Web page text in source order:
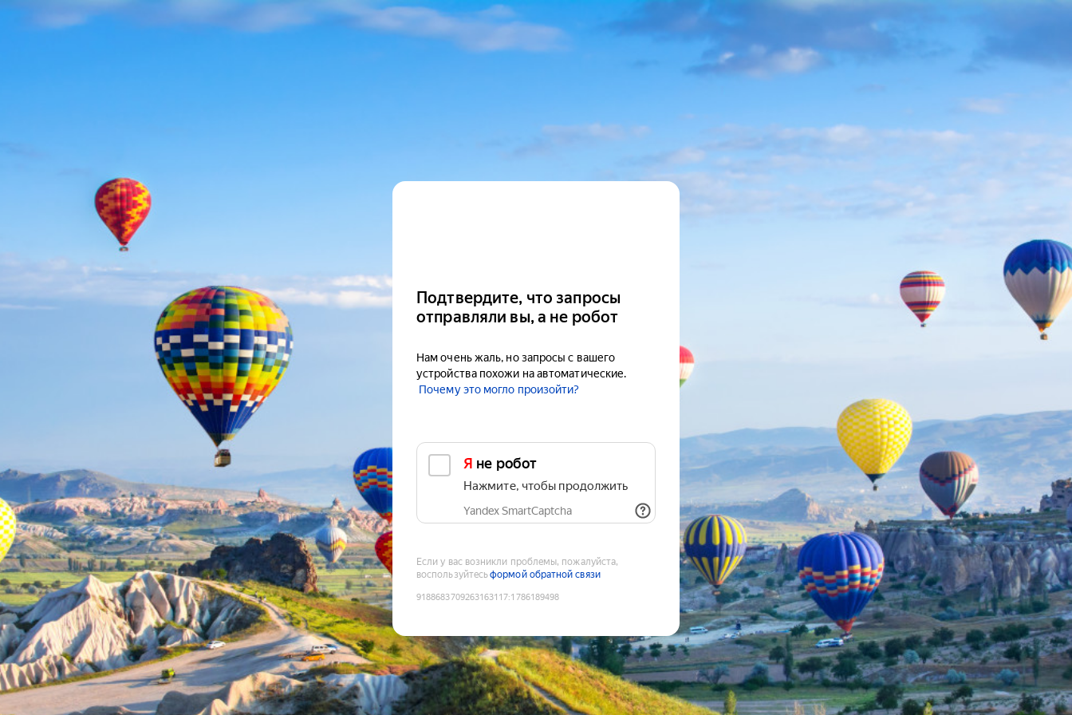
Подтвердите, что запросы
отправляли вы, а не робот
Нам очень жаль, но запросы с вашего
устройства похожи на автоматические.
Почему это могло произойти?
Я не робот
Нажмите, чтобы продолжить
Yandex SmartCaptcha
Если у вас возникли проблемы, пожалуйста,
воспользуйтесьформой обратной связи
9188683709263163117:1786189498